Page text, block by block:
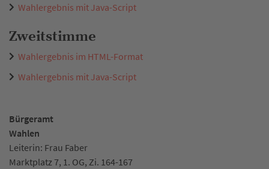
Wahlergebnis mit Java-Script
Zweitstimme
Wahlergebnis im HTML-Format
Wahlergebnis mit Java-Script
Bürgeramt
Wahlen
Leiterin: Frau Faber
Marktplatz 7, 1. OG, Zi. 164-167